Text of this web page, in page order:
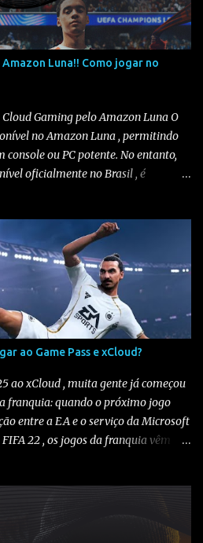
Amazon Luna!! Como jogar no
Gaming pelo Amazon Luna O
no Amazon Luna , permitindo
ou PC potente. No entanto,
oficialmente no Brasil , é
Acesse sua conta Amazon em
> “Gerenciar Conteúdo e
, altere o país/região para
Você também precisará ter
que fictício. Altere seu endereço
de importação e você pode usar o
imagem abaixo. Salve as
o Amazon Luna só funciona em
ou países suportados . 2️⃣
Para...
ao Game Pass e xCloud?
ao xCloud , muita gente já começou
franquia: quando o próximo jogo
entre a EA e o serviço da Microsoft
22 , os jogos da franquia vêm
temos o seguinte cenário: 🔹FIFA
Pass) 🔹FIFA 23 ➡️ 16/05/2023
21/07/2023 foi liberado no xCloud